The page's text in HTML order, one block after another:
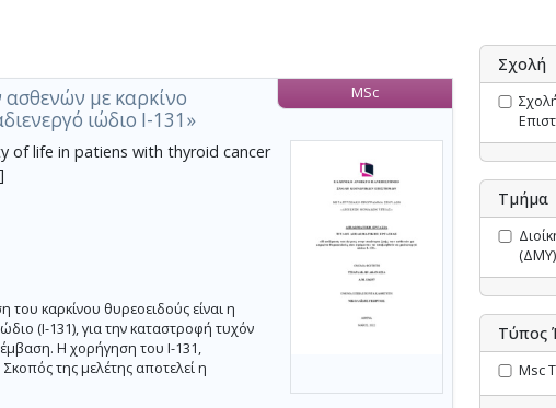
με καρκίνο
ιώδιο Ι-131»
MSc
of life in patiens with thyroid cancer
καρκίνου θυρεοειδούς είναι η
(Ι-131), για την καταστροφή τυχόν
Η χορήγηση του Ι-131,
της μελέτης αποτελεί η
Σχολή
Τμήμα
(ΔΜΥ)
Τύπος
Msc